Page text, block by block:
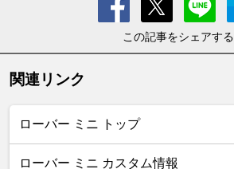
この記事をシェアする
関連リンク
ローバー ミニ トップ
ローバー ミニ カスタム情報